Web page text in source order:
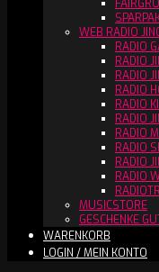
WEB RADIO
RADIO
RADIO
RADIO
RADIO
RADIO
RADIO
RADIO
RADIO
RADIO
RADIO
MUSICSTORE
GESCHENKE
WARENKORB
LOGIN / MEIN KONTO